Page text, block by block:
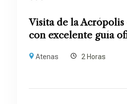
Visita de la Acrópolis
con excelente guía
Atenas 2 Horas